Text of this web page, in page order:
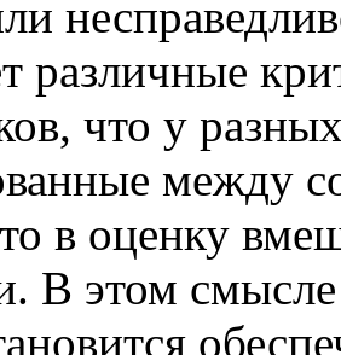
различные
что у
между
в оценку
В этом